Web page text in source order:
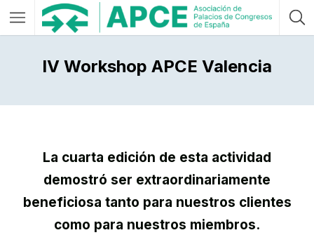
IV Workshop APCE Valencia
La cuarta edición de esta actividad
demostró ser extraordinariamente
beneficiosa tanto para nuestros clientes
como para nuestros miembros.